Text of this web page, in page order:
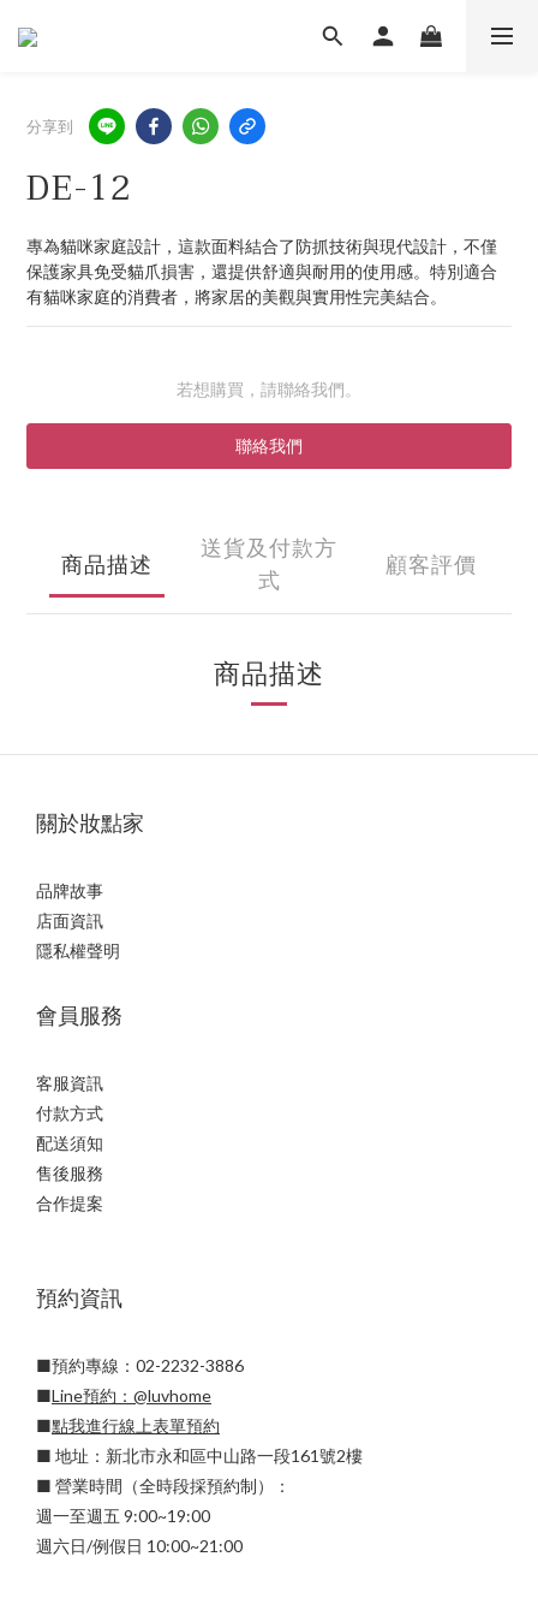
分享到
DE-12
專為貓咪家庭設計，這款面料結合了防抓技術與現代設計，不僅
保護家具免受貓爪損害，還提供舒適與耐用的使用感。特別適合
有貓咪家庭的消費者，將家居的美觀與實用性完美結合。
若想購買，請聯絡我們。
聯絡我們
商品描述
送貨及付款方
式
顧客評價
商品描述
關於妝點家
品牌故事
店面資訊
隱私權聲明
會員服務
客服資訊
付款方式
配送須知
售後服務
合作提案
預約資訊
■預約專線：02-2232-3886
■Line預約： @luvhome
■點我進行線上表單預約
■ 地址：新北市永和區中山路一段161號2樓
■ 營業時間（全時段採預約制）：
週一至週五 9:00~19:00
週六日/例假日 10:00~21:00